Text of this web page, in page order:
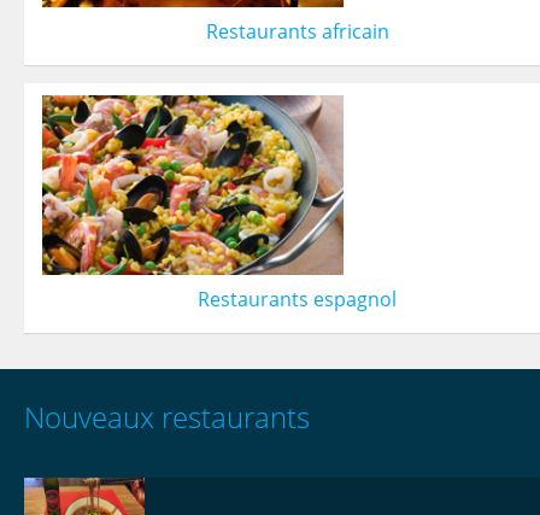
Restaurants africain
Restaurants espagnol
Nouveaux restaurants